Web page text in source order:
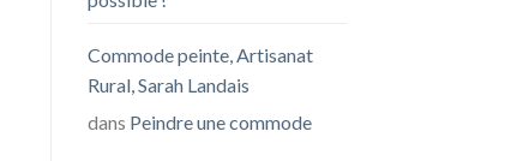
Commode peinte, Artisanat
Rural, Sarah Landais
dans Peindre une commode